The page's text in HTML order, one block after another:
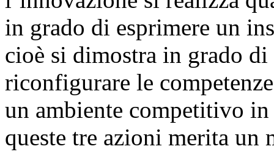
in grado di esprimere un
cioè si dimostra in grado
riconfigurare le
un ambiente competitivo
queste tre azioni merita